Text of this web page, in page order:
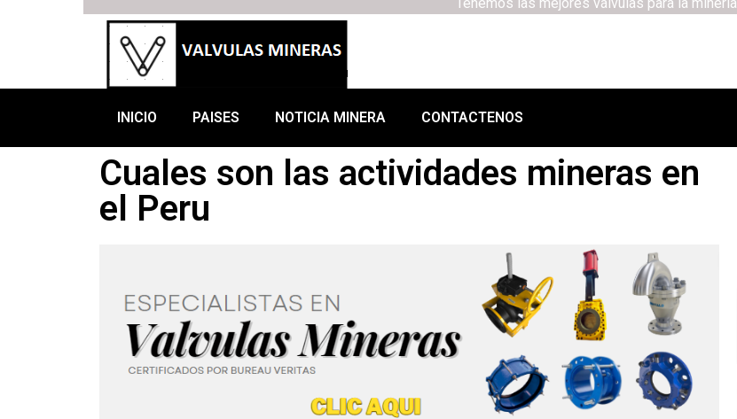
INICIO PAISES NOTICIA MINERA CONTACTENOS
Cuales son las actividades mineras en
el Peru